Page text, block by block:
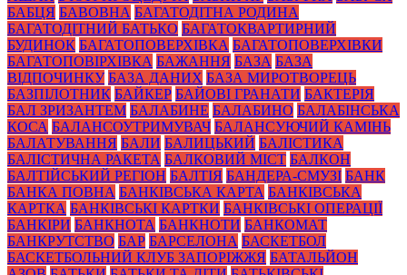
БАБЦЯ БАВОВНА БАГАТОДІТНА РОДИНА
БАГАТОДІТНИЙ БАТЬКО БАГАТОКВАРТИРНИЙ
БУДИНОК БАГАТОПОВЕРХІВКА БАГАТОПОВЕРХІВКИ
БАГАТОПОВІРХІВКА БАЖАННЯ БАЗА БАЗА
ВІДПОЧИНКУ БАЗА ДАНИХ БАЗА МИРОТВОРЕЦЬ
БАЗПІЛОТНИК БАЙКЕР БАЙОВІ ГРАНАТИ БАКТЕРІЯ
БАЛ ЗРИЗАНТЕМ БАЛАБИНЕ БАЛАБИНО БАЛАБІНСЬКА
КОСА БАЛАНСОУТРИМУВАЧ БАЛАНСУЮЧИЙ КАМІНЬ
БАЛАТУВАННЯ БАЛИ БАЛИЦЬКИЙ БАЛІСТИКА
БАЛІСТИЧНА РАКЕТА БАЛКОВИЙ МІСТ БАЛКОН
БАЛТІЙСЬКИЙ РЕГІОН БАЛТІЯ БАНДЕРА-СМУЗІ БАНК
БАНКА ПОВНА БАНКІВСЬКА КАРТА БАНКІВСЬКА
КАРТКА БАНКІВСЬКІ КАРТКИ БАНКІВСЬКІ ОПЕРАЦІЇ
БАНКІРИ БАНКНОТА БАНКНОТИ БАНКОМАТ
БАНКРУТСТВО БАР БАРСЕЛОНА БАСКЕТБОЛ
БАСКЕТБОЛЬНИЙ КЛУБ ЗАПОРІЖЖЯ БАТАЛЬЙОН